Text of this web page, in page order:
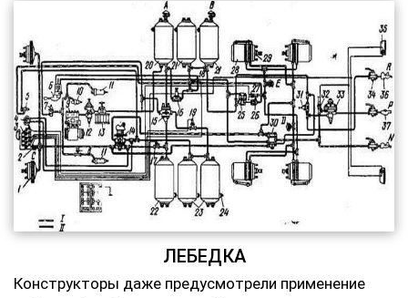
ЛЕБЕДКА
Конструкторы даже предусмотрели применение